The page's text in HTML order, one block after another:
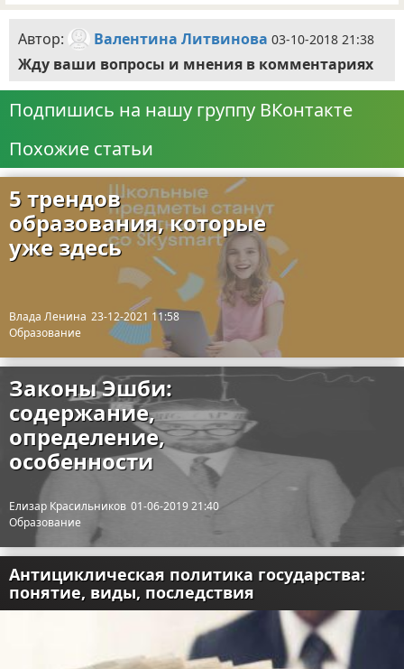
Автор: Валентина Литвинова 03-10-2018 21:38
Жду ваши вопросы и мнения в комментариях
Подпишись на нашу группу ВКонтакте
Похожие статьи
5 трендов
образования, которые
уже здесь
Влада Ленина 23-12-2021 11:58
Образование
Законы Эшби:
содержание,
определение,
особенности
Елизар Красильников 01-06-2019 21:40
Образование
Антициклическая политика государства:
понятие, виды, последствия